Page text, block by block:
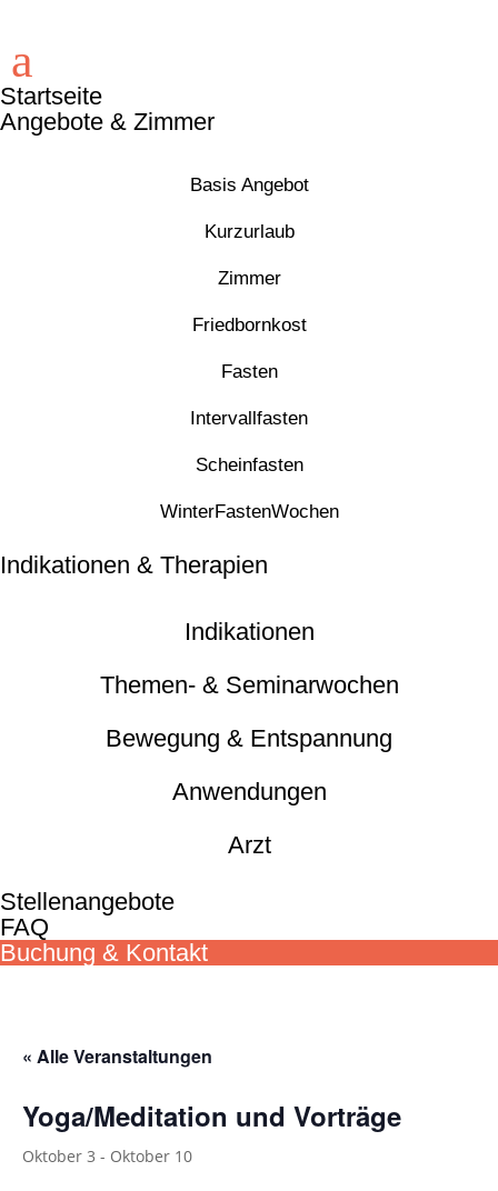
a
Startseite
Angebote & Zimmer
Basis Angebot
Kurzurlaub
Zimmer
Friedbornkost
Fasten
Intervallfasten
Scheinfasten
WinterFastenWochen
Indikationen & Therapien
Indikationen
Themen- & Seminarwochen
Bewegung & Entspannung
Anwendungen
Arzt
Stellenangebote
FAQ
Buchung & Kontakt
« Alle Veranstaltungen
Yoga/Meditation und Vorträge
Oktober 3 - Oktober 10